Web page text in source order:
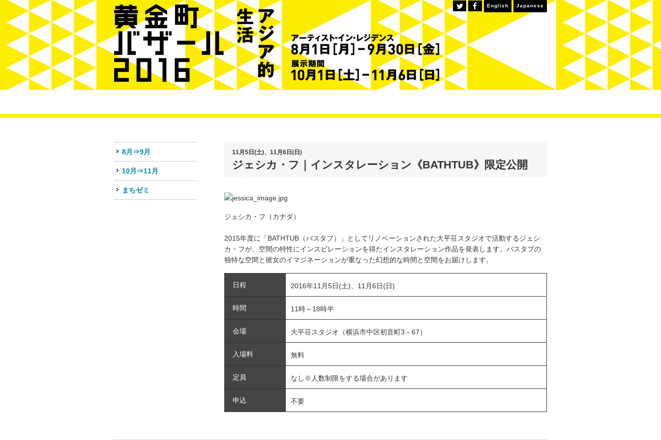
Japanese
English
11月5日(土)、11月6日(日)
ジェシカ・フ｜インスタレーション《BATHTUB》限定公開
ジェシカ・フ（カナダ）
2015年度に「BATHTUB（バスタブ）」としてリノベーションされた大平荘スタジオで活動するジェシ
カ・フが、空間の特性にインスピレーションを得たインスタレーション作品を発表します。バスタブの
独特な空間と彼女のイマジネーションが重なった幻想的な時間と空間をお届けします。
日程 2016年11月5日(土)、11月6日(日)
時間 11時～18時半
会場 大平荘スタジオ（横浜市中区初音町3－67）
入場料 無料
定員 なし※人数制限をする場合があります
申込 不要
8月⇒9月
10月⇒11月
まちゼミ